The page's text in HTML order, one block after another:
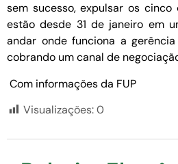
sem sucesso, expulsar os
estão desde 31 de janeiro em
andar onde funciona a
cobrando um canal de
Com informações da FUP
Visualizações:0